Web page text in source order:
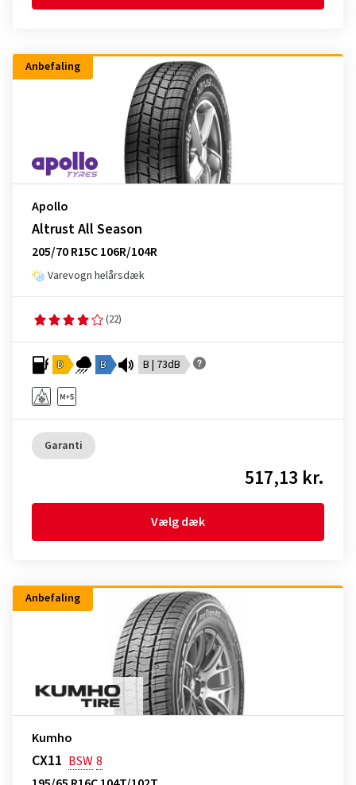
Anbefaling
Apollo
Altrust All Season
205/70 R15C 106R/104R
Varevogn helårsdæk
(22)
D B B | 73dB
Garanti
517,13 kr.
Vælg dæk
Anbefaling
Kumho
CX11 BSW8